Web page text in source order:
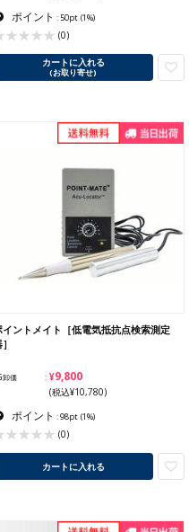
ポイント : 50pt (1%)
(0)
カートに入れる
(お取り寄せ)
イントメイト［低電気抵抗点検索測定
卸価 ¥9,800
(税込¥10,780)
ポイント : 98pt (1%)
(0)
カートに入れる